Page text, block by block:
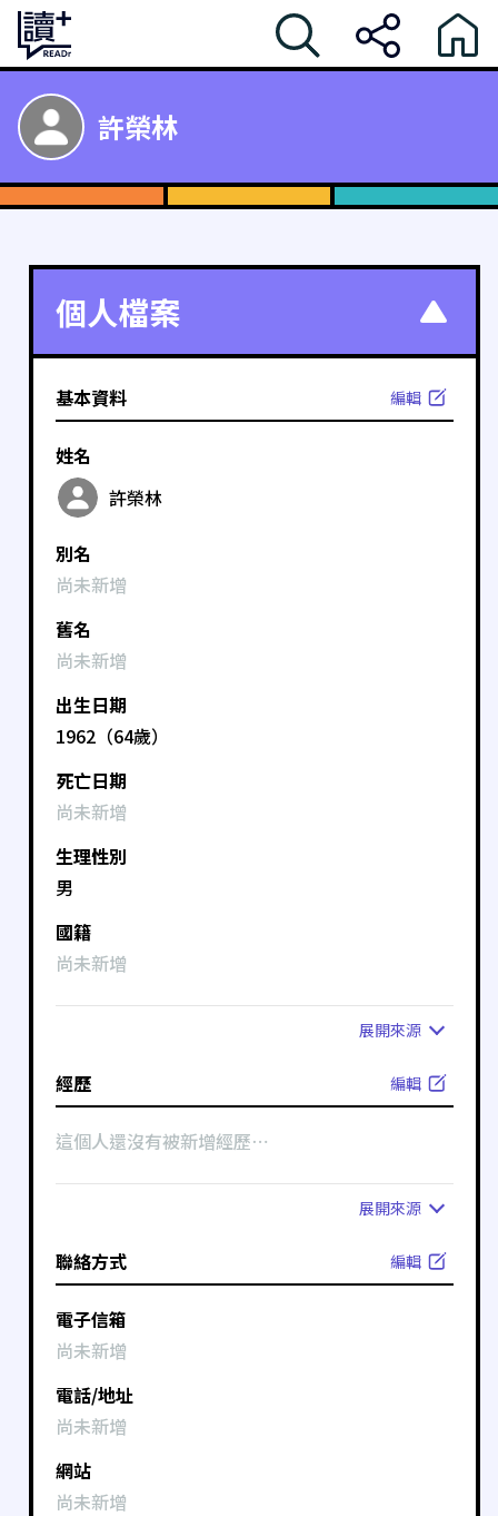
許榮林
個人檔案
基本資料 編輯
姓名
許榮林
別名
尚未新增
舊名
尚未新增
出生日期
1962（64歲）
死亡日期
尚未新增
生理性別
男
國籍
尚未新增
展開來源
經歷 編輯
這個人還沒有被新增經歷⋯
展開來源
聯絡方式 編輯
電子信箱
尚未新增
電話/地址
尚未新增
網站
尚未新增